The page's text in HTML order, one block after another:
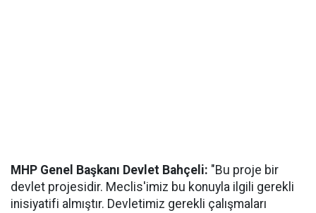
MHP Genel Başkanı Devlet Bahçeli: "Bu proje bir
devlet projesidir. Meclis'imiz bu konuyla ilgili gerekli
inisiyatifi almıştır. Devletimiz gerekli çalışmaları